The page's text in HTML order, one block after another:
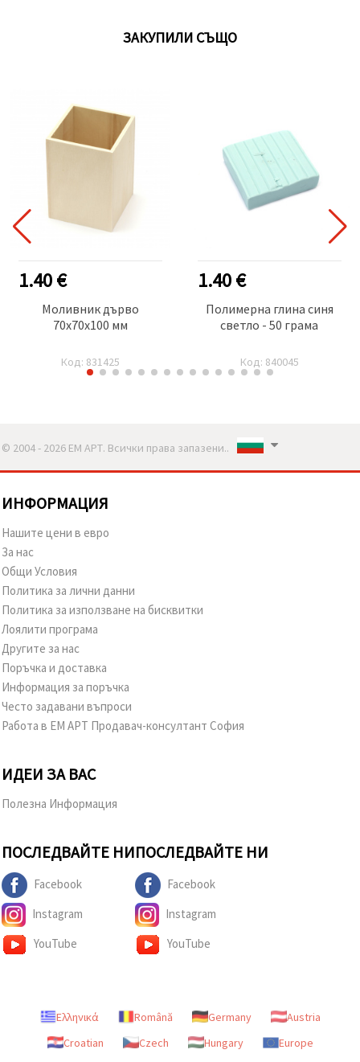
ЗАКУПИЛИ СЪЩО
1.40 €
Моливник дърво
70x70x100 мм
Код: 831425
1.40 €
Полимерна глина синя
светло - 50 грама
Код: 840045
© 2004 - 2026 ЕМ АРТ. Всички права запазени..
ИНФОРМАЦИЯ
Нашите цени в евро
За нас
Общи Условия
Политика за лични данни
Политика за използване на бисквитки
Лоялити програма
Другите за нас
Поръчка и доставка
Информация за поръчка
Често задавани въпроси
Работа в ЕМ АРТ Продавач-консултант София
ИДЕИ ЗА ВАС
Полезна Информация
ПОСЛЕДВАЙТЕ НИ
Facebook
Instagram
YouTube
ПОСЛЕДВАЙТЕ НИ
Facebook
Instagram
YouTube
Ελληνικά Română Germany
Austria
Croatian
Czech Hungary
Europe